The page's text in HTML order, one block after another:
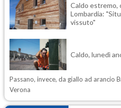
Caldo estremo,
Lombardia:
vissuto"
Caldo, lunedì
Passano, invece, da giallo ad arancio
Verona